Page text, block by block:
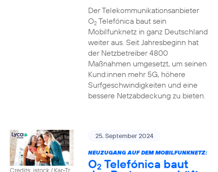
Der Telekommunikationsanbieter
O2Telefónica baut sein
Mobilfunknetz in ganz Deutschland
weiter aus. Seit Jahresbeginn hat
der Netzbetreiber 4800
Maßnahmen umgesetzt, um seinen
Kund:innen mehr 5G, höhere
Surfgeschwindigkeiten und eine
bessere Netzabdeckung zu bieten.
Credits: istock / Kar-Tr
25. September 2024
NEUZUGANG AUF DEM MOBILFUNKNETZ:
O2 Telefónica baut